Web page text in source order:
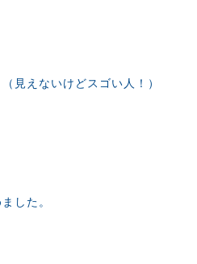
見えないけどスゴい人！）
した。